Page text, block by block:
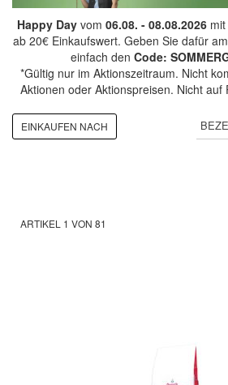
Happy Dayvom 06.08. - 08.08.2026mit
ab 20€ Einkaufswert. Geben Sie dafür
einfach den Code:
*Gültig nur im Aktionszeitraum. Nicht
Aktionen oder Aktionspreisen. Nicht auf
ARTIKEL 1 VON 81
EINKAUFEN NACH